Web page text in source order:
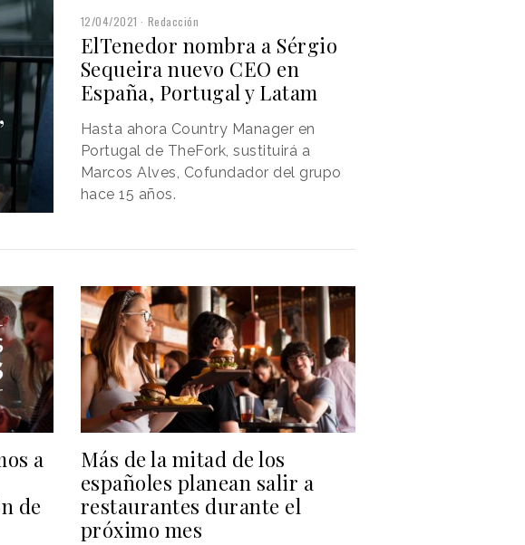
12/04/2021 Redacción
ElTenedor nombra a Sérgio
Sequeira nuevo CEO en
España, Portugal y Latam
Hasta ahora Country Manager en
Portugal de TheFork, sustituirá a
Marcos Alves, Cofundador del grupo
hace 15 años.
a
de
Más de la mitad de los
españoles planean salir a
restaurantes durante el
próximo mes